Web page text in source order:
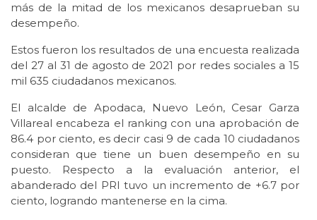
más de la mitad de los mexicanos desaprueban su
desempeño.
Estos fueron los resultados de una encuesta realizada
del 27 al 31 de agosto de 2021 por redes sociales a 15
mil 635 ciudadanos mexicanos.
El alcalde de Apodaca, Nuevo León, Cesar Garza
Villareal encabeza el ranking con una aprobación de
86.4 por ciento, es decir casi 9 de cada 10 ciudadanos
consideran que tiene un buen desempeño en su
puesto. Respecto a la evaluación anterior, el
abanderado del PRI tuvo un incremento de +6.7 por
ciento, logrando mantenerse en la cima.